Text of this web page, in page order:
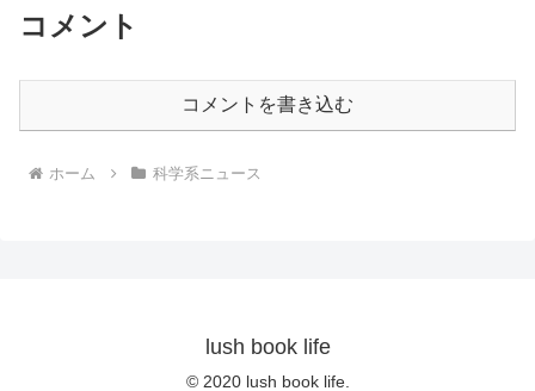
コメント
コメントを書き込む
ホーム 科学系ニュース
lush book life
© 2020 lush book life.